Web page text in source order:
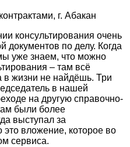
г. Абакан
консультирования очень
документов по делу. Когда
уже знаем, что можно
– там всё
в жизни не найдёшь. Три
в нашей
на другую справочно-
были более
выступал за
это вложение, которое во
сервиса.